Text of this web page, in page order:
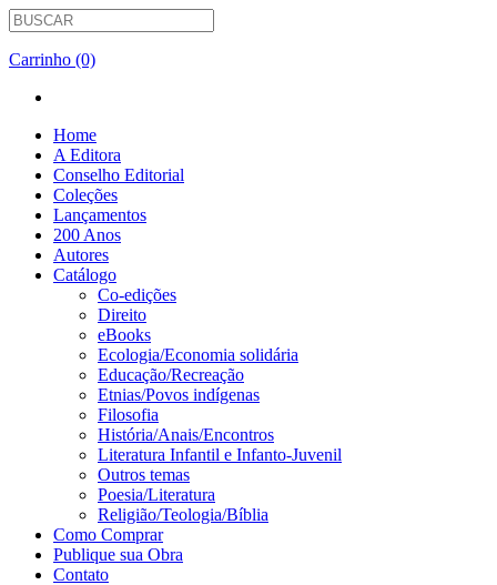
Carrinho (0)
Home
A Editora
Conselho Editorial
Coleções
Lançamentos
200 Anos
Autores
Catálogo
Co-edições
Direito
eBooks
Ecologia/Economia solidária
Educação/Recreação
Etnias/Povos indígenas
Filosofia
História/Anais/Encontros
Literatura Infantil e Infanto-Juvenil
Outros temas
Poesia/Literatura
Religião/Teologia/Bíblia
Como Comprar
Publique sua Obra
Contato